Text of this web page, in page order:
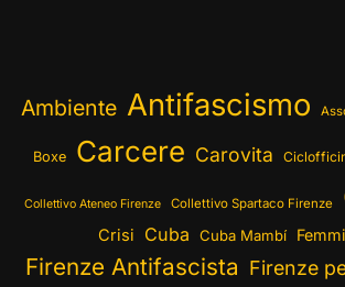
Ambiente Antifascismo
Boxe Carcere Carovita
Collettivo Ateneo Firenze Collettivo Spartaco Firenze
Crisi Cuba Cuba Mambí
Firenze Antifascista Firenze